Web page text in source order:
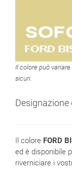
Il colore può
sicuri.
Designazione
Il colore FORD
ed è disponibile
riverniciare i